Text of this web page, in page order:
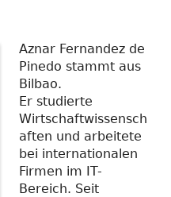
Aznar Fernandez de
Pinedo stammt aus
Bilbao.
Er studierte
Wirtschaftwissensch
aften und arbeitete
bei internationalen
Firmen im IT-
Bereich. Seit